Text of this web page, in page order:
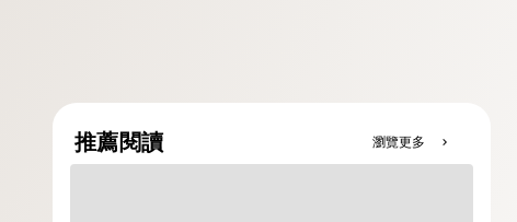
推薦閱讀 瀏覽更多 chevron_right